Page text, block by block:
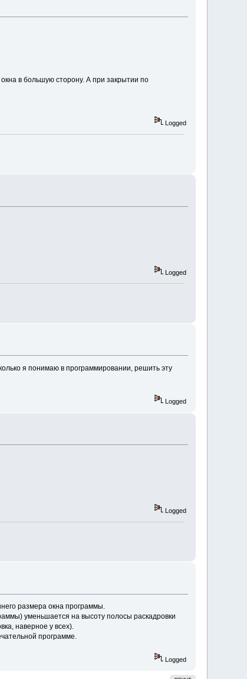
в большую сторону. А при закрытии по
Logged
Logged
я понимаю в программировании, решить эту
Logged
Logged
размера окна программы.
уменьшается на высоту полосы раскадровки
наверное у всех).
программе.
Logged